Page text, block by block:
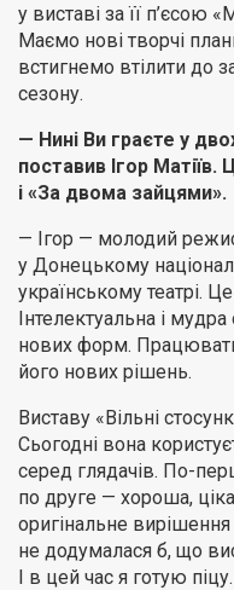
у виставі за її п’єсою
Маємо нові творчі
встигнемо втілити до
сезону.
— Нині Ви граєте у
поставив Ігор Матіїв.
і «За двома зайцями».
— Ігор — молодий
у Донецькому
українському театрі.
Інтелектуальна і
нових форм.
його нових рішень.
Виставу «Вільні
Сьогодні вона
серед глядачів. По-
по друге — хороша,
оригінальне
не додумалася б, що
І в цей час я готую